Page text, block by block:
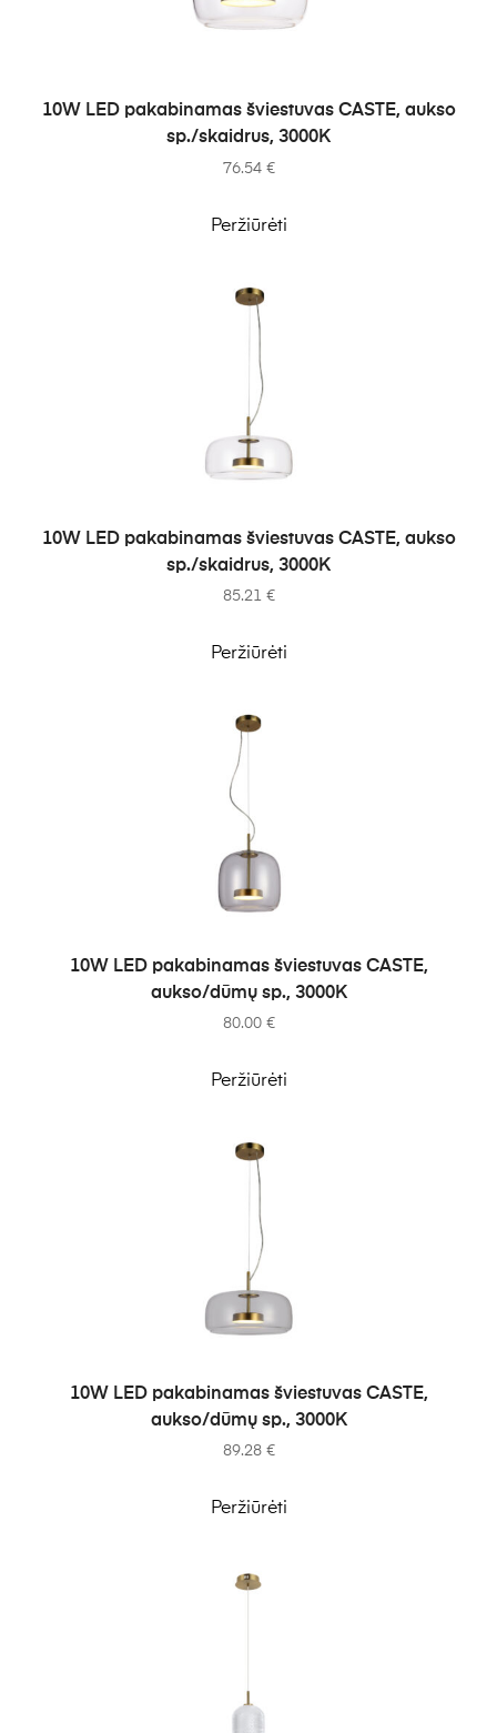
Į KREPŠELĮ
10W LED pakabinamas šviestuvas CASTE, aukso
sp./skaidrus, 3000K
76.54 €
Peržiūrėti
Į KREPŠELĮ
10W LED pakabinamas šviestuvas CASTE, aukso
sp./skaidrus, 3000K
85.21 €
Peržiūrėti
Į KREPŠELĮ
10W LED pakabinamas šviestuvas CASTE,
aukso/dūmų sp., 3000K
80.00 €
Peržiūrėti
Į KREPŠELĮ
10W LED pakabinamas šviestuvas CASTE,
aukso/dūmų sp., 3000K
89.28 €
Peržiūrėti